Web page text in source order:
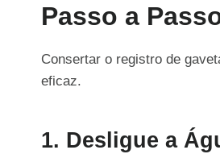
Passo a
Consertar o registro de
eficaz.
1. Desligue a